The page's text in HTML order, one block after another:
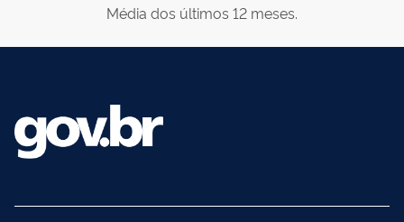
Média dos últimos 12 meses.